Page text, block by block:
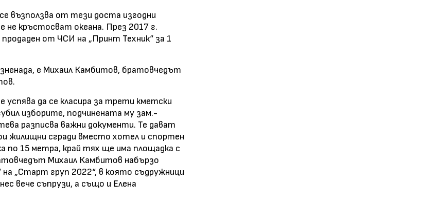
възползва от тези доста изгодни
не кръстосват океана. През 2017 г.
от ЧСИ на „Принт Техник“ за 1
е Михаил Камбитов, братовчедът
успява да се класира за трети кметски
изборите, подчинената му зам.-
разписва важни документи. Те дават
жилищни сгради вместо хотел и спортен
по 15 метра, край тях ще има площадка с
Михаил Камбитов набързо
„Старт груп 2022“, в която съдружници
вече съпрузи, а също и Елена